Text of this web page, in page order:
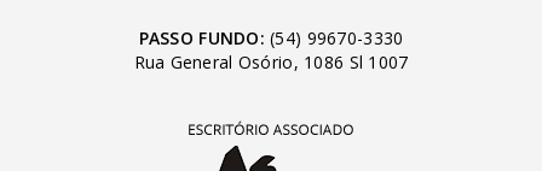
PASSO FUNDO: (54) 99670-3330
Rua General Osório, 1086 Sl 1007